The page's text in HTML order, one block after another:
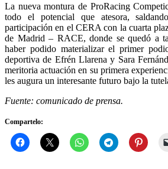
La nueva montura de ProRacing
todo el potencial que atesora,
participación en el CERA con la cuarta
de Madrid – RACE, donde se quedó a
haber podido materializar el primer
deportiva de Efrén Llarena y Sara
meritoria actuación en su primera
les augura un interesante futuro bajo la
Fuente: comunicado de prensa.
Compartelo: